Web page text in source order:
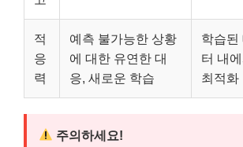
적
응
력
예측 불가능한 상황
에 대한 유연한 대
응, 새로운 학습
학습된
터 내
최적화
주의하세요!